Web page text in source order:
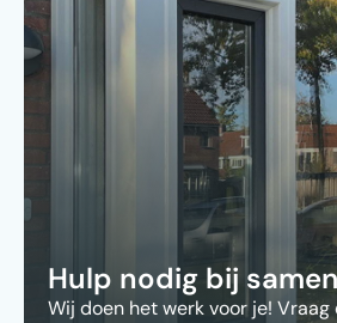
Hulp nodig bij
Wij doen het werk voor je!